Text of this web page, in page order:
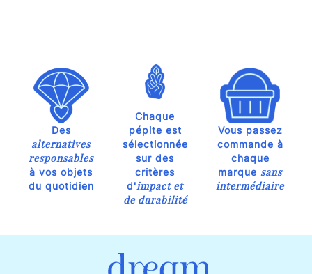
Des
alternatives
responsables
à vos objets
du quotidien
Chaque
pépite est
sélectionnée
sur des
critères
d'impact et
de durabilité
Vous passez
commande à
chaque
marque sans
intermédiaire